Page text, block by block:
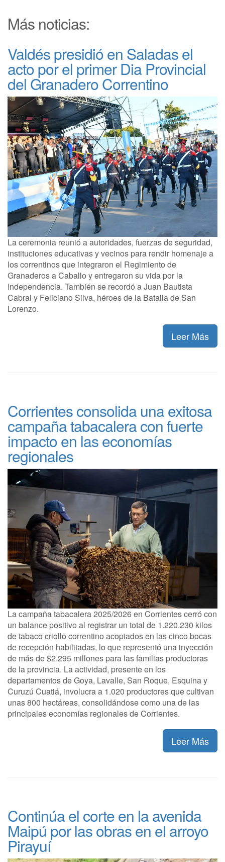
Más noticias:
Valdés presidió en Saladas el
acto por el primer Dia Provincial
del Granadero Correntino
La ceremonia reunió a autoridades, fuerzas de seguridad,
instituciones educativas y vecinos para rendir homenaje a
los correntinos que integraron el Regimiento de
Granaderos a Caballo y entregaron su vida por la
Independencia. También se recordó a Juan Bautista
Cabral y Feliciano Silva, héroes de la Batalla de San
Lorenzo.
Leer Más
Corrientes consolida una exitosa
campaña tabacalera con fuerte
impacto en las economías
regionales
La campaña tabacalera 2025/2026 en Corrientes cerró con
un balance positivo al registrar un total de 1.220.230 kilos
de tabaco criollo correntino acopiados en las cinco bocas
de recepción habilitadas, lo que representó una inyección
de más de $2.295 millones para las familias productoras
de la provincia. La actividad, presente en los
departamentos de Goya, Lavalle, San Roque, Esquina y
Curuzú Cuatiá, involucra a 1.020 productores que cultivan
unas 800 hectáreas, consolidándose como una de las
principales economías regionales de Corrientes.
Leer Más
Continúa el corte en la avenida
Maipú por las obras en el arroyo
Pirayuí